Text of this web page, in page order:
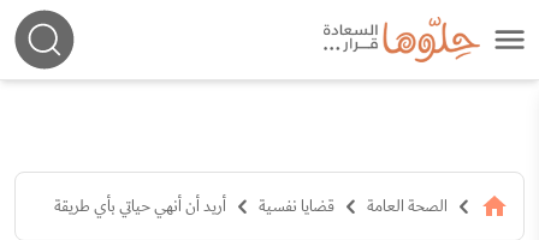
الصحة العامة قضايا نفسية أريد أن أنهي حياتي بأي طريقة